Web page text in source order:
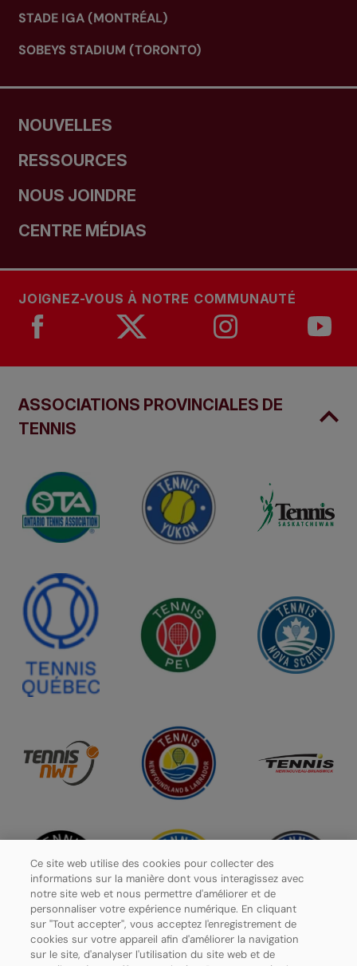
STADE IGA (MONTRÉAL)
SOBEYS STADIUM (TORONTO)
NOUVELLES
RESSOURCES
NOUS JOINDRE
CENTRE MÉDIAS
JOIGNEZ-VOUS À NOTRE COMMUNAUTÉ
ASSOCIATIONS PROVINCIALES DE
TENNIS
Ce site web utilise des cookies pour collecter des
informations sur la manière dont vous interagissez avec
notre site web et nous permettre d'améliorer et de
personnaliser votre expérience numérique. En cliquant
sur "Tout accepter", vous acceptez l'enregistrement de
cookies sur votre appareil afin d'améliorer la navigation
sur le site, d'analyser l'utilisation du site web et de